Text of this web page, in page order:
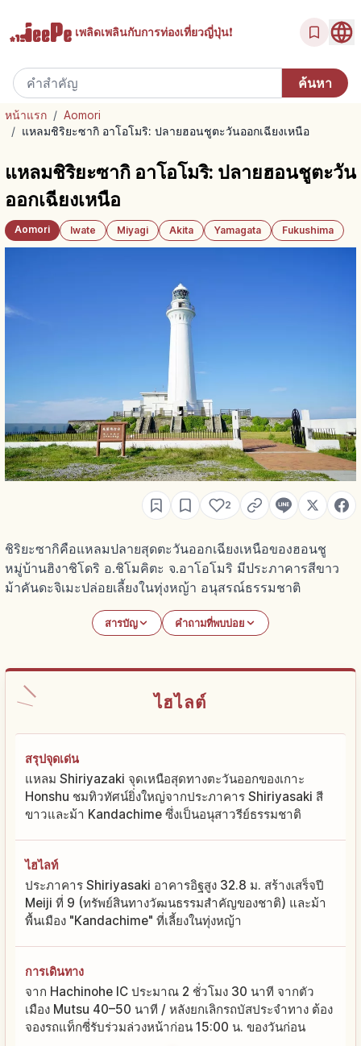
เพลิดเพลินกับการท่องเที่ยวญี่ปุ่น!
หน้าแรก / Aomori
/ แหลมชิริยะซากิ อาโอโมริ: ปลายฮอนชูตะวันออกเฉียงเหนือ
แหลมชิริยะซากิ อาโอโมริ: ปลายฮอนชูตะวัน
ออกเฉียงเหนือ
Aomori Iwate Miyagi Akita Yamagata Fukushima
2
ชิริยะซากิคือแหลมปลายสุดตะวันออกเฉียงเหนือของฮอนชู
หมู่บ้านฮิงาชิโดริ อ.ชิโมคิตะ จ.อาโอโมริ มีประภาคารสีขาว
ม้าคันดะจิเมะปล่อยเลี้ยงในทุ่งหญ้า อนุสรณ์ธรรมชาติ
สารบัญ คำถามที่พบบ่อย
ไฮไลต์
สรุปจุดเด่น
แหลม Shiriyazaki จุดเหนือสุดทางตะวันออกของเกาะ
Honshu ชมทิวทัศน์ยิ่งใหญ่จากประภาคาร Shiriyasaki สี
ขาวและม้า Kandachime ซึ่งเป็นอนุสาวรีย์ธรรมชาติ
ไฮไลท์
ประภาคาร Shiriyasaki อาคารอิฐสูง 32.8 ม. สร้างเสร็จปี
Meiji ที่ 9 (ทรัพย์สินทางวัฒนธรรมสำคัญของชาติ) และม้า
พื้นเมือง "Kandachime" ที่เลี้ยงในทุ่งหญ้า
การเดินทาง
จาก Hachinohe IC ประมาณ 2 ชั่วโมง 30 นาที จากตัว
เมือง Mutsu 40–50 นาที / หลังยกเลิกรถบัสประจำทาง ต้อง
จองรถแท็กซี่รับร่วมล่วงหน้าก่อน 15:00 น. ของวันก่อน